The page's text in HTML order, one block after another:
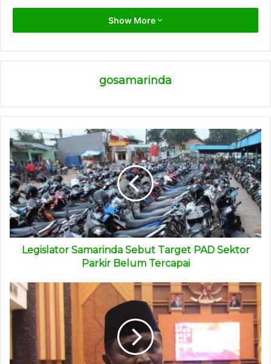
“Dengan kondisi jukir yang uzur tersebut, tentu saja akan
memakan waktu. Semestinya, dengan menggunakan alat
teknologi itu, semua bisa cepat dilakukan,” kata dia.(ADV)
Show More
gosamarinda
Legislator Samarinda Sebut Target PAD Sektor
Parkir Belum Tercapai